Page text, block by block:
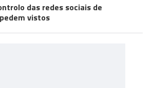
das redes sociais de
vistos